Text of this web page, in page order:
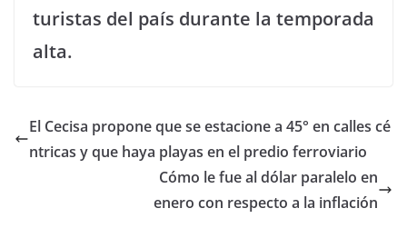
turistas del país durante la temporada
alta.
El Cecisa propone que se estacione a 45° en calles cé
ntricas y que haya playas en el predio ferroviario
Cómo le fue al dólar paralelo en
enero con respecto a la inflación